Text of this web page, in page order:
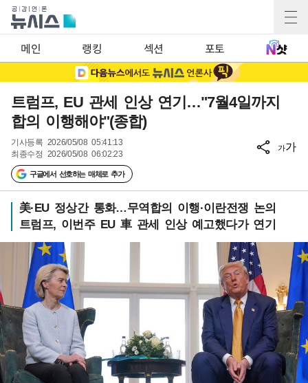
메인 랭킹 섹션 포토
트럼프, EU 관세 인상 연기…"7월4일까지
합의 이행해야"(종합)
기사등록 2026/05/08 05:41:13
최종수정 2026/05/08 06:02:23
구글에서 선호하는 매체로 추가
가가
美·EU 정상간 통화…무역합의 이행·이란전쟁 논의
트럼프, 이번주 EU 車 관세 인상 예고했다가 연기